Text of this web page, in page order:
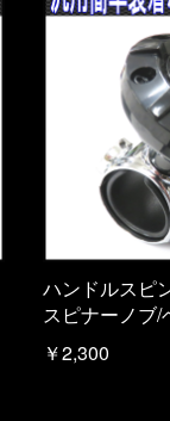
ハンドルスピ
スピナーノブ/
￥2,300